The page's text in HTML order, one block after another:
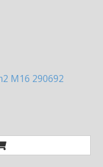
M16 290692